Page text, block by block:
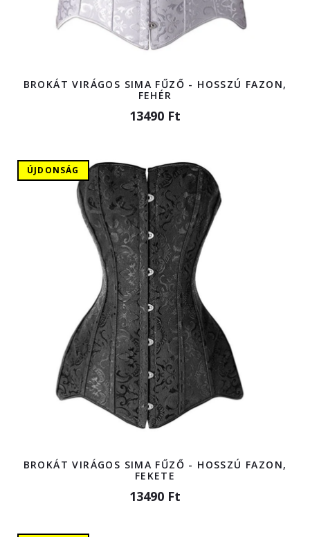
BROKÁT VIRÁGOS SIMA FŰZŐ - HOSSZÚ FAZON,
FEHÉR
13490 Ft
ÚJDONSÁG
BROKÁT VIRÁGOS SIMA FŰZŐ - HOSSZÚ FAZON,
FEKETE
13490 Ft